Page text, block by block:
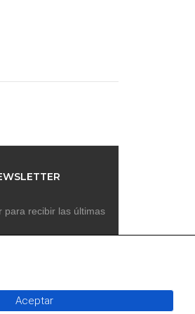
para recibir las últimas
Aceptar